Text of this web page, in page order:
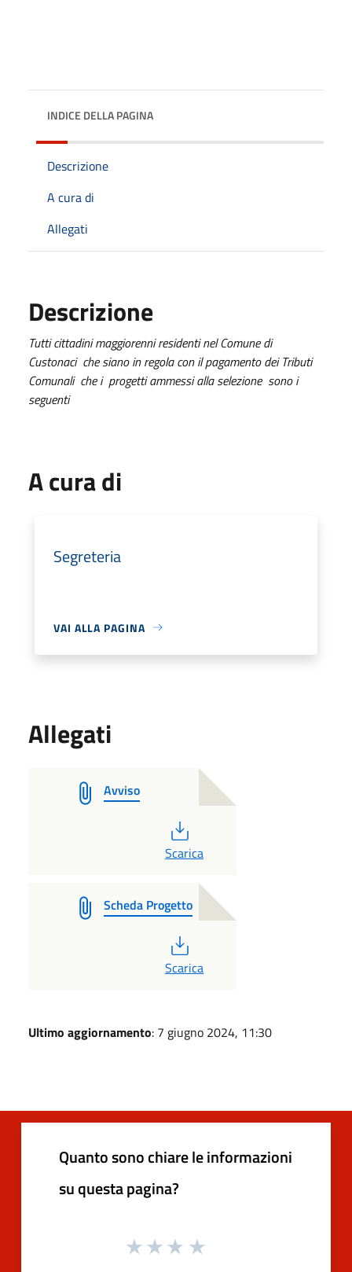
INDICE DELLA PAGINA
Descrizione
A cura di
Allegati
Descrizione
Tutti cittadini maggiorenni residenti nel Comune di
Custonaci che siano in regola con il pagamento dei Tributi
Comunali che i progetti ammessi alla selezione sono i
seguenti
A cura di
Segreteria
VAI ALLA PAGINA
Allegati
Avviso
PDF
Scarica
Scheda Progetto
PDF
Scarica
Ultimo aggiornamento: 7 giugno 2024, 11:30
Quanto sono chiare le informazioni
su questa pagina?